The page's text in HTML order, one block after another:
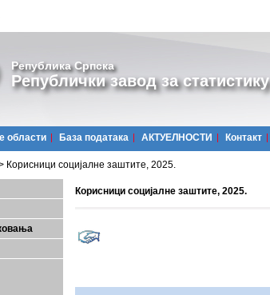
Република Српска
Републички завод за статистику
области Базa података АКТУЕЛНОСТИ Контакт
Корисници социјалне заштите, 2025.
Корисници социјалне заштите, 2025.